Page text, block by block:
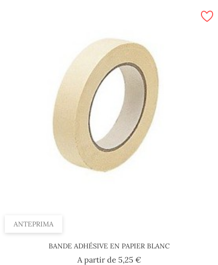
ANTEPRIMA
BANDE ADHÉSIVE EN PAPIER BLANC
A partir de 5,25 €Prezzo